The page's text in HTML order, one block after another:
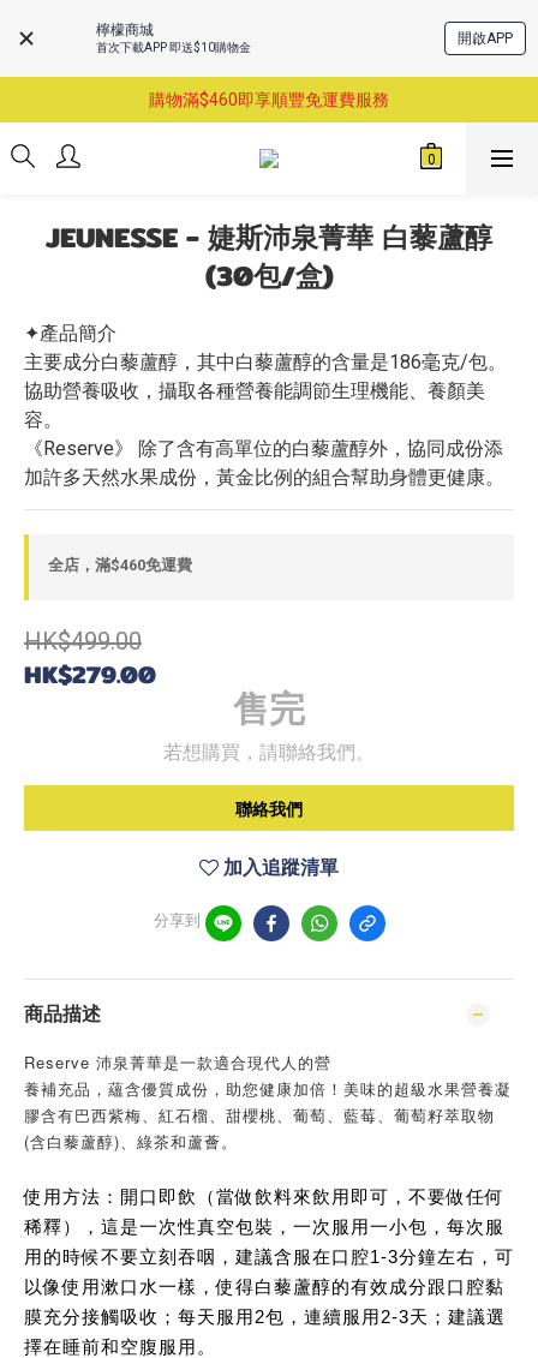
檸檬商城
首次下載APP 即送$10購物金
開啟APP
購物滿$460即享順豐免運費服務
購物滿$460即享順豐免運費服務
已支持葵涌門市自取服務-請先預約
JEUNESSE - 婕斯沛泉菁華 白藜蘆醇
(30包/盒)
✦產品簡介
主要成分白藜蘆醇，其中白藜蘆醇的含量是186毫克/包。
協助營養吸收，攝取各種營養能調節生理機能、養顏美
容。
《Reserve》 除了含有高單位的白藜蘆醇外，協同成份添
加許多天然水果成份，黃金比例的組合幫助身體更健康。
全店，滿$460免運費
HK$499.00
HK$279.00
售完
若想購買，請聯絡我們。
聯絡我們
加入追蹤清單
分享到
商品描述
Reserve 沛泉菁華是一款適合現代人的營
養補充品，蘊含優質成份，助您健康加倍！美味的超級水果營養凝
膠含有巴西紫梅、紅石榴、甜櫻桃、葡萄、藍莓、葡萄籽萃取物
(含白藜蘆醇)、綠茶和蘆薈。
使用方法：開口即飲（當做飲料來飲用即可，不要做任何
稀釋），這是一次性真空包裝，一次服用一小包，每次服
用的時候不要立刻吞咽，建議含服在口腔1-3分鐘左右，可
以像使用漱口水一樣，使得白藜蘆醇的有效成分跟口腔黏
膜充分接觸吸收；每天服用2包，連續服用2-3天；建議選
擇在睡前和空腹服用。